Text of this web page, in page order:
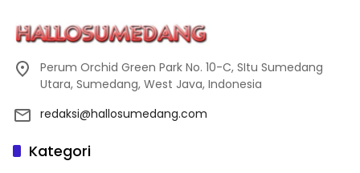
Perum Orchid Green Park No. 10-C, SItu Sumedang
Utara, Sumedang, West Java, Indonesia
redaksi@hallosumedang.com
Kategori